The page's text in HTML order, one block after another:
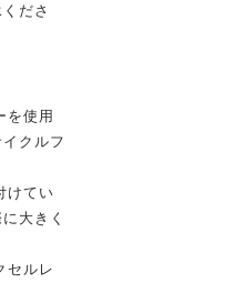
ださ
を使用
クルフ
けてい
大きく
セルレ